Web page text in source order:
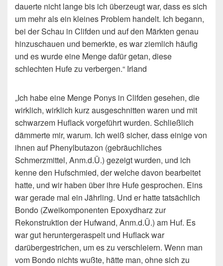
dauerte nicht lange bis ich überzeugt war, dass es sich
um mehr als ein kleines Problem handelt. Ich begann,
bei der Schau in Clifden und auf den Märkten genau
hinzuschauen und bemerkte, es war ziemlich häufig
und es wurde eine Menge dafür getan, diese
schlechten Hufe zu verbergen.“ Irland
„Ich habe eine Menge Ponys in Clifden gesehen, die
wirklich, wirklich kurz ausgeschnitten waren und mit
schwarzem Huflack vorgeführt wurden. Schließlich
dämmerte mir, warum. Ich weiß sicher, dass einige von
ihnen auf Phenylbutazon (gebräuchliches
Schmerzmittel, Anm.d.Ü.) gezeigt wurden, und ich
kenne den Hufschmied, der welche davon bearbeitet
hatte, und wir haben über ihre Hufe gesprochen. Eins
war gerade mal ein Jährling. Und er hatte tatsächlich
Bondo (Zweikomponenten Epoxydharz zur
Rekonstruktion der Hufwand, Anm.d.Ü.) am Huf. Es
war gut heruntergeraspelt und Huflack war
darübergestrichen, um es zu verschleiern. Wenn man
vom Bondo nichts wußte, hätte man, ohne sich zu